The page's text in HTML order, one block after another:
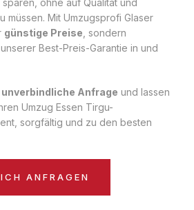
ohne auf Qualität und
müssen. Mit Umzugsprofi Glaser
günstige Preise , sondern
Best-Preis-Garantie in und
unverbindliche Anfrage und lassen
Umzug Essen Tirgu-
sorgfältig und zu den besten
ANFRAGEN